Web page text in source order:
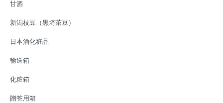
甘酒
新潟枝豆（黒埼茶豆）
日本酒化粧品
輸送箱
化粧箱
贈答用箱